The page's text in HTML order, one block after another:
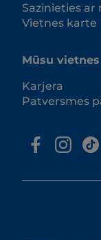
Sazinieties ar
Vietnes karte
Mūsu vietnes
Karjera
Patversmes